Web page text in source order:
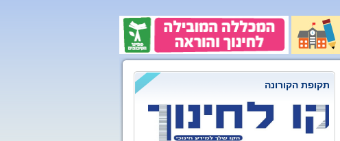
תקופת הקורונה